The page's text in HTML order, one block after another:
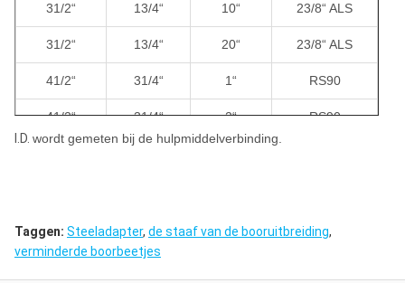
41/2“ 3“ 10“ ROUSSY
41/2“ 3“ 20“ ROUSSY
31/2“ 13/4“ 10“ 23/8“ ALS
31/2“ 13/4“ 20“ 23/8“ ALS
41/2“ 31/4“ 1“ RS90
41/2“ 31/4“ 2“ RS90
41/2“ 31/4“ 20“ RS90
41/2“ 21/8“
I.D. wordt gemeten bij de hulpmiddelverbinding.
Taggen: Steeladapter, de staaf van de booruitbreiding,
verminderde boorbeetjes